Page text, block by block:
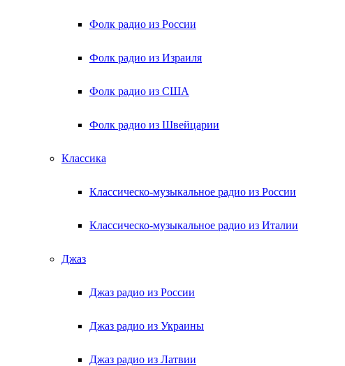
Фолк радио из России
Фолк радио из Израиля
Фолк радио из США
Фолк радио из Швейцарии
Классика
Классическо-музыкальное радио из России
Классическо-музыкальное радио из Италии
Джаз
Джаз радио из России
Джаз радио из Украины
Джаз радио из Латвии